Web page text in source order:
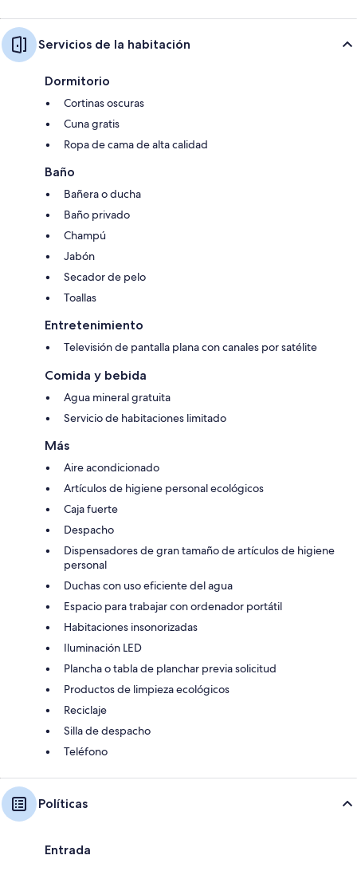
Servicios de la habitación
Dormitorio
Cortinas oscuras
Cuna gratis
Ropa de cama de alta calidad
Baño
Bañera o ducha
Baño privado
Champú
Jabón
Secador de pelo
Toallas
Entretenimiento
Televisión de pantalla plana con canales por satélite
Comida y bebida
Agua mineral gratuita
Servicio de habitaciones limitado
Más
Aire acondicionado
Artículos de higiene personal ecológicos
Caja fuerte
Despacho
Dispensadores de gran tamaño de artículos de higiene
personal
Duchas con uso eficiente del agua
Espacio para trabajar con ordenador portátil
Habitaciones insonorizadas
Iluminación LED
Plancha o tabla de planchar previa solicitud
Productos de limpieza ecológicos
Reciclaje
Silla de despacho
Teléfono
Políticas
Entrada